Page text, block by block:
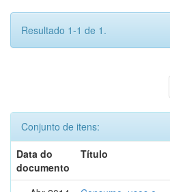
Resultado 1-1 de 1.
Conjunto de itens:
Data do
documento
Título